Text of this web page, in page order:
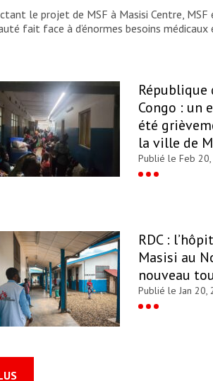
le projet de MSF à Masisi Centre,
fait face à d’énormes besoins médicaux
Congo : un
été
la ville de
Publié le Feb
RDC :
Masisi au
nouveau
Publié le Jan 20,